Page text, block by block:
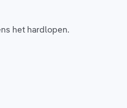
het hardlopen.